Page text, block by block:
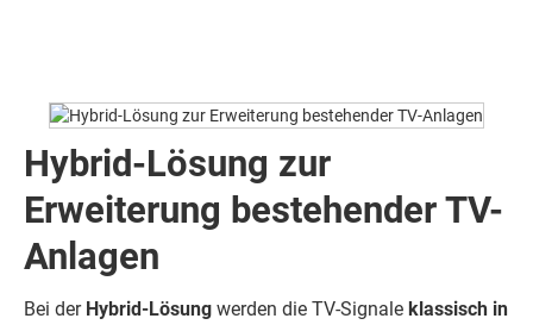
Hybrid-Lösung zur
Erweiterung bestehender TV-
Anlagen
Bei der Hybrid-Lösung werden die TV-Signale klassisch in